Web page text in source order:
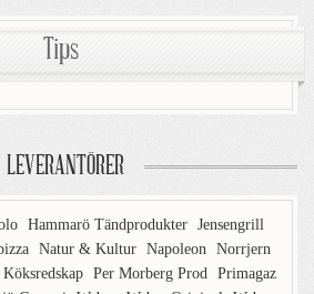
Tips
LEVERANTÖRER
Hammarö Tändprodukter Jensengrill
Natur & Kultur Napoleon Norrjern
Per Morberg Prod Primagaz